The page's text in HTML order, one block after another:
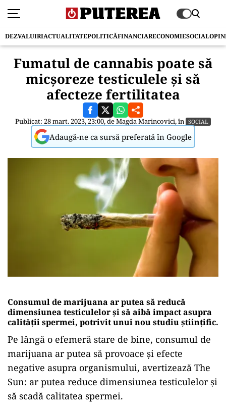
DEZVALUIRIACTUALITATEPOLITICĂFINANCIARECONOMIESOCIAL
Fumatul de cannabis poate să
micșoreze testiculele și să
afecteze fertilitatea
Publicat: 28 mart. 2023, 23:00, deMagda Marincovici, în SOCIAL
Adaugă-ne ca sursă preferată în Google
Consumul de marijuana ar putea să reducă
dimensiunea testiculelor și să aibă impact asupra
calității spermei, potrivit unui nou studiu științific.
Pe lângă o efemeră stare de bine, consumul de
marijuana ar putea să provoace și efecte
negative asupra organismului, avertizează The
Sun: ar putea reduce dimensiunea testiculelor și
să scadă calitatea spermei.